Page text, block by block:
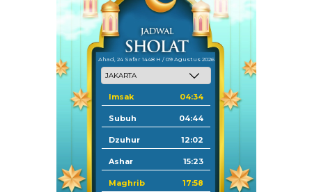
Ahad, 24 Safar 1448 H / 09 Agustus 2026
Imsak 04:34
Subuh 04:44
Dzuhur 12:02
Ashar 15:23
Maghrib 17:58